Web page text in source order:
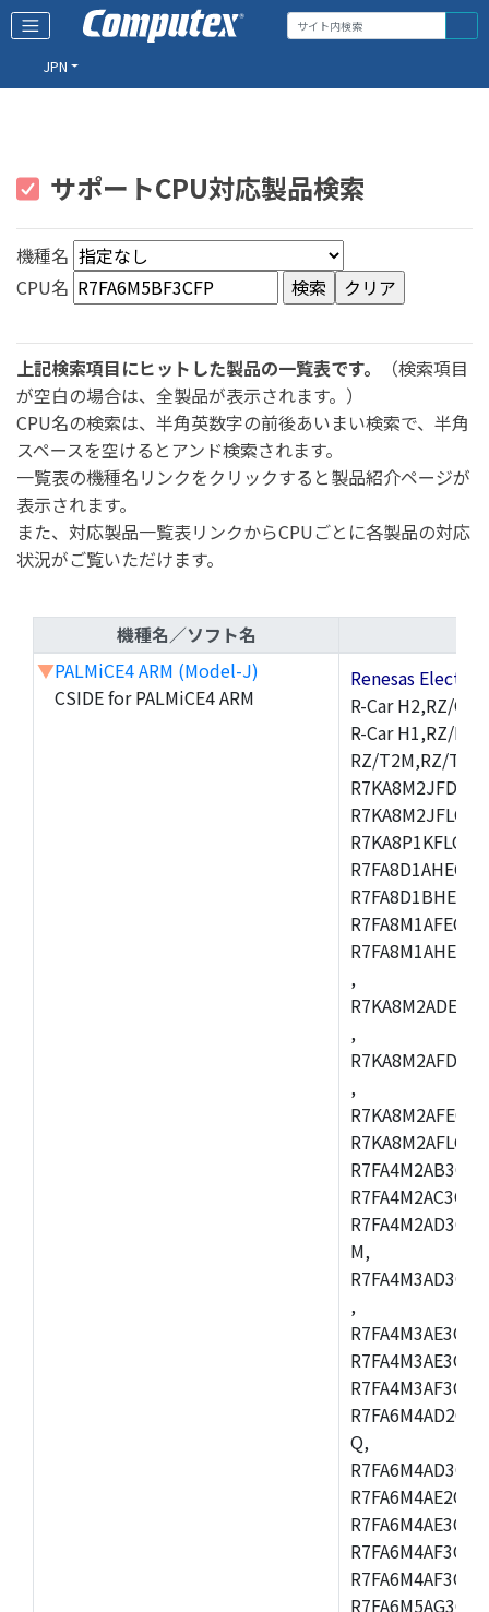
JPN
サポートCPU対応製品検索
機種名
CPU名
上記検索項目にヒットした製品の一覧表です。
（検索項目
が空白の場合は、全製品が表示されます。）
CPU名の検索は、半角英数字の前後あいまい検索で、半角
スペースを空けるとアンド検索されます。
一覧表の機種名リンクをクリックすると製品紹介ページが
表示されます。
また、対応製品一覧表リンクからCPUごとに各製品の対応
状況がご覧いただけます。
機種名／ソフト名
▼PALMiCE4 ARM (Model-J)
CSIDE for PALMiCE4 ARM
Renesas
R-Car H2,RZ/
R-Car H1,RZ/
RZ/T2M,RZ/
,
,
,
M,
,
Q,